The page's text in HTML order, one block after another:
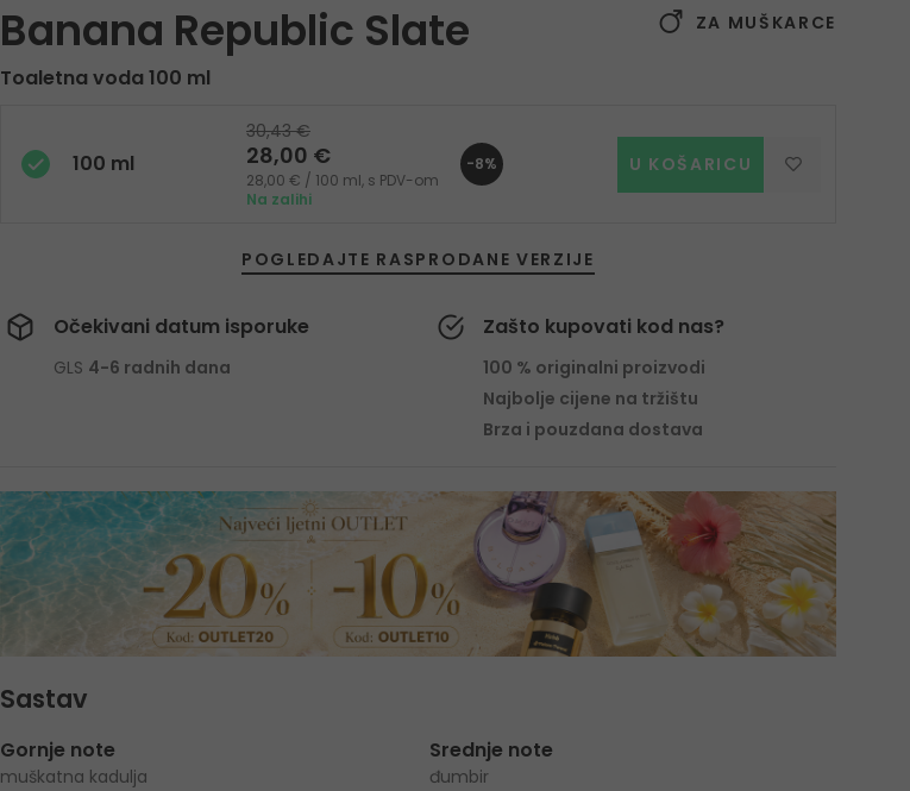
Banana Republic Slate ZA MUŠKARCE
Toaletna voda 100 ml
100 ml
30,43 €
28,00 €
28,00 € / 100 ml, s PDV-om
Na zalihi
-8% U KOŠARICU
POGLEDAJTE RASPRODANE VERZIJE
Očekivani datum isporuke
GLS 4-6 radnih dana
Zašto kupovati kod nas?
100 % originalni proizvodi
Najbolje cijene na tržištu
Brza i pouzdana dostava
Sastav
Gornje note
muškatna kadulja
Srednje note
đumbir